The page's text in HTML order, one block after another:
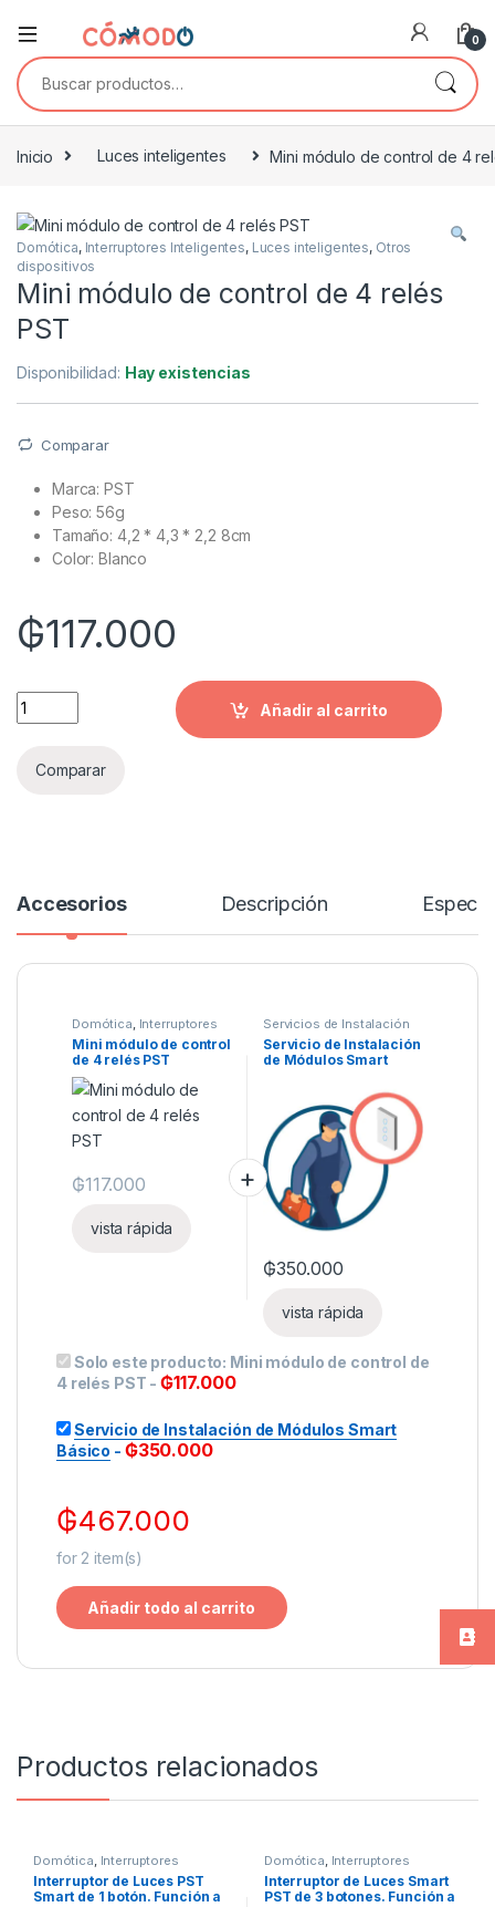
0
Buscar por:
Inicio Luces inteligentes Mini módulo de control de 4
Domótica, Interruptores Inteligentes, Luces inteligentes, Otros
dispositivos
Mini módulo de control de 4 relés
PST
Disponibilidad: Hay existencias
Comparar
Marca: PST
Peso: 56g
Tamaño: 4,2 * 4,3 * 2,2 8cm
Color: Blanco
₲117.000
Quantity
Añadir al carrito
Comparar
Accesorios Descripción
Domótica, Interruptores
Inteligentes , Luces
inteligentes,Otros
dispositivos
Mini módulo de control
de 4 relés PST
₲117.000
vista rápida
Servicios de Instalación
Servicio de Instalación
de Módulos Smart
₲350.000
vista rápida
Solo este producto: Mini módulo de control de
4 relés PST -₲117.000
Servicio de Instalación de Módulos Smart
Básico - ₲350.000
₲467.000
for 2 item(s)
Añadir todo al carrito
Productos relacionados
Domótica, Interruptores
Inteligentes Luces inteligentes
Interruptor de Luces PST
Smart de 1 botón. Función a
Domótica, Interruptores
Inteligentes Luces inteligentes
Interruptor de Luces Smart
PST de 3 botones. Función a